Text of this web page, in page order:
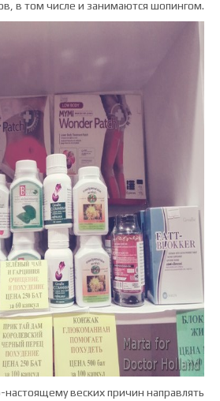
в том числе и занимаются шопингом.
веских причин направлять